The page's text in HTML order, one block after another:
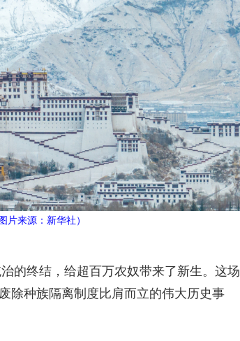
片来源：新华社）
的终结，给超百万农奴带来了新生。这场
除种族隔离制度比肩而立的伟大历史事